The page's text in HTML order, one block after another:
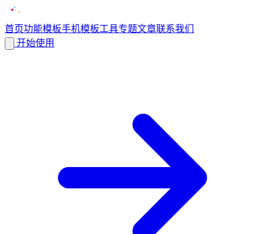
首页功能模板手机模板工具专题文章联系我们
开始使用